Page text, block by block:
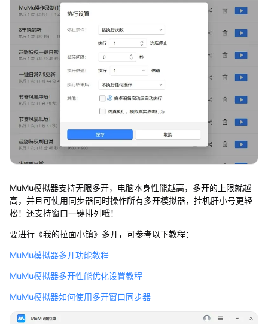
MuMu模拟器支持无限多开，电脑本身性能越高，多开的上限就越
高，并且可使用同步器同时操作所有多开模拟器，挂机肝小号更轻
松！还支持窗口一键排列哦！
要进行《我的拉面小镇》多开，可参考以下教程：
MuMu模拟器多开功能教程
MuMu模拟器多开性能优化设置教程
MuMu模拟器如何使用多开窗口同步器